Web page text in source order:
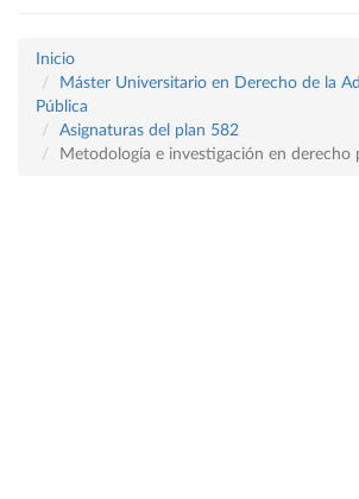
Inicio
Máster Universitario en Derecho de la
Pública
Asignaturas del plan 582
Metodología e investigación en derecho